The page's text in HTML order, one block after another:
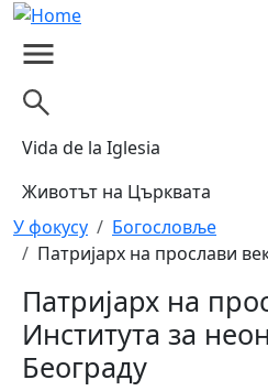
Skip to main content
Vida de la Iglesia
Животът на Църквата
Breadcrumb
У фокусу
Богословље
Патријарх на прослави
Патријарх на
Института за
Београду